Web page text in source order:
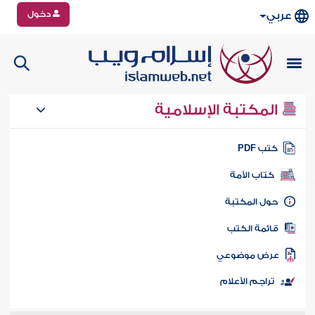
عربي دخول
المكتبة الإسلامية
كتب PDF
كتاب الأمة
المكتبة
الكتب
موضوعي